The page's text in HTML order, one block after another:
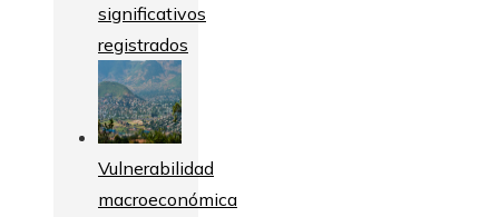
significativos
registrados
Vulnerabilidad
macroeconómica